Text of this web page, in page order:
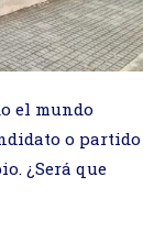
el mundo
o partido
¿Será que